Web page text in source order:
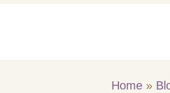
Home »